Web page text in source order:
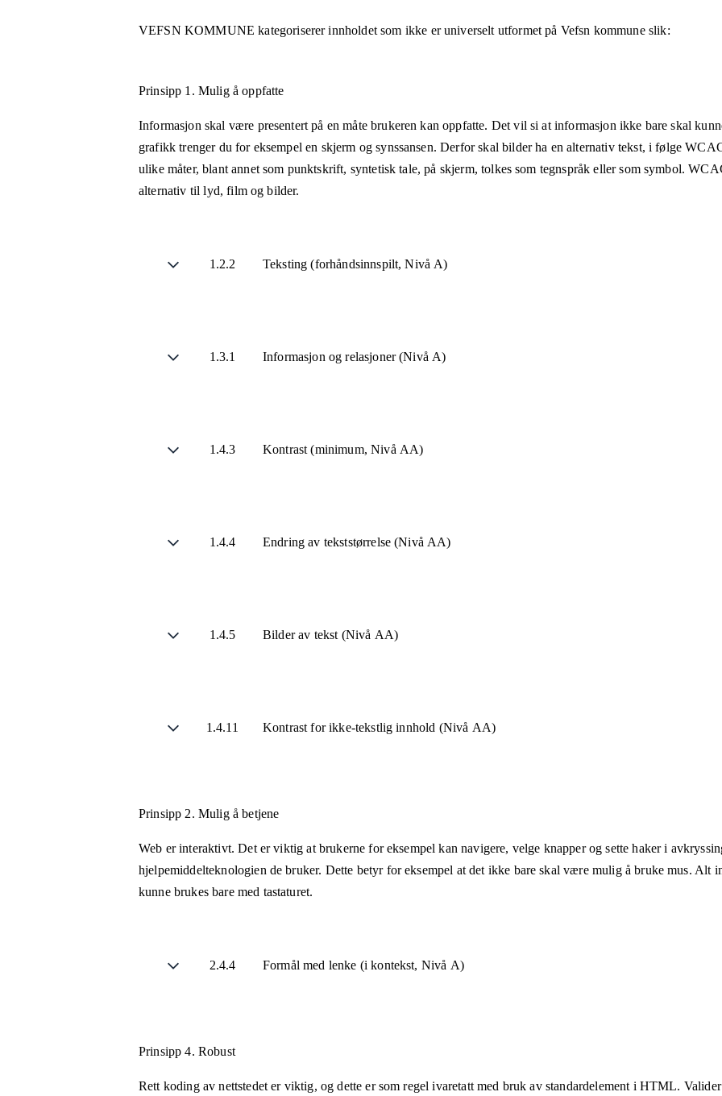
VEFSN KOMMUNE kategoriserer innholdet som ikke er universelt utformet på Vefsn kommuneslik:
Prinsipp 1. Mulig å oppfatte
Informasjon skal være presentert på en måte brukeren kan oppfatte. Det vil si at informasjon ikke bare skal
grafikk trenger du for eksempel en skjerm og synssansen. Derfor skal bilder ha en alternativ tekst, i følge
ulike måter, blant annet som punktskrift, syntetisk tale, på skjerm, tolkes som tegnspråk eller som symbol.
alternativ til lyd, film og bilder.
1.2.2 Teksting (forhåndsinnspilt, Nivå A)
1.3.1 Informasjon og relasjoner (Nivå A)
1.4.3 Kontrast (minimum, Nivå AA)
1.4.4 Endring av tekststørrelse (Nivå AA)
1.4.5 Bilder av tekst (Nivå AA)
1.4.11 Kontrast for ikke-tekstlig innhold (Nivå AA)
Prinsipp 2. Mulig å betjene
Web er interaktivt. Det er viktig at brukerne for eksempel kan navigere, velge knapper og sette haker i
hjelpemiddelteknologien de bruker. Dette betyr for eksempel at det ikke bare skal være mulig å bruke mus. Alt
kunne brukes bare med tastaturet.
2.4.4 Formål med lenke (i kontekst, Nivå A)
Prinsipp 4. Robust
Rett koding av nettstedet er viktig, og dette er som regel ivaretatt med bruk av standardelement i HTML.